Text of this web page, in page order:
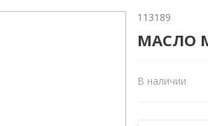
113189
МАСЛО
В наличии